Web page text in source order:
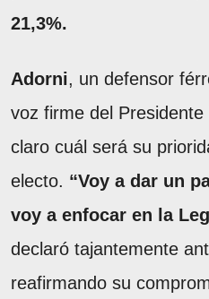
21,3%.
Adorni, un defensor
voz firme del Presidente
claro cuál será su
electo. “Voy a dar un
voy a enfocar en la
declaró tajantemente
reafirmando su